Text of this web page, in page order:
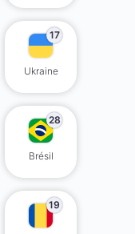
17
Ukraine
28
Brésil
19